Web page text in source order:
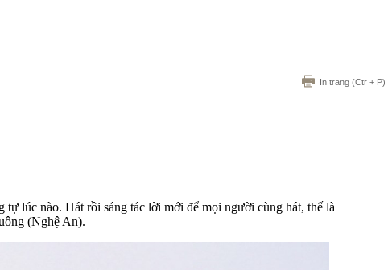
In trang (Ctr + P)
lúc nào. Hát rồi sáng tác lời mới để mọi người cùng hát, thế là
(Nghệ An).